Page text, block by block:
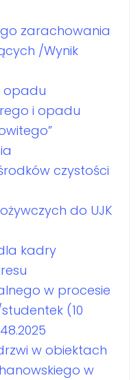
zarachowania
/Wynik
opadu
i opadu
czystości
do UJK
kadry
w procesie
(10
w obiektach
w